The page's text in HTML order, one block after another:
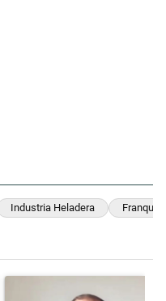
Industria Heladera
"El fiscal intimó a Manuel
Un artículo de tendencia con el